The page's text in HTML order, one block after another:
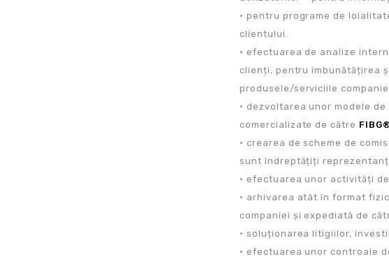
• pentru programe de
clientului.
• efectuarea de analize
clienți, pentru îmbunătățirea
produsele/serviciile
• dezvoltarea unor modele
comercializate de către FIBG®
• crearea de scheme de
sunt îndreptățiți
• efectuarea unor activități
• arhivarea atât în format
companiei și expediată de
• soluționarea litigiilor,
• efectuarea unor controale